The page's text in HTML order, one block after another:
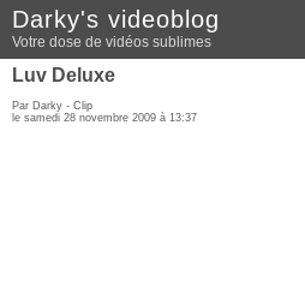
Darky's videoblog
Votre dose de vidéos sublimes
Luv Deluxe
Par Darky - Clip
le samedi 28 novembre 2009 à 13:37